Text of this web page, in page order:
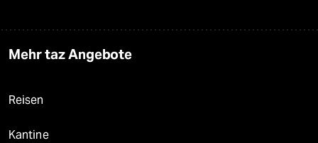
Mehr taz Angebote
Reisen
Kantine